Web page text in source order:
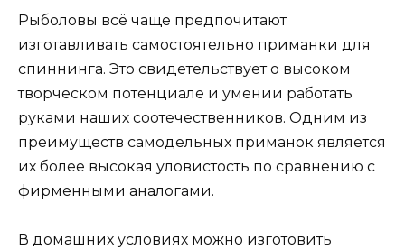
Рыболовы всё чаще предпочитают
изготавливать самостоятельно приманки для
спиннинга. Это свидетельствует о высоком
творческом потенциале и умении работать
руками наших соотечественников. Одним из
преимуществ самодельных приманок является
их более высокая уловистость по сравнению с
фирменными аналогами.
В домашних условиях можно изготовить